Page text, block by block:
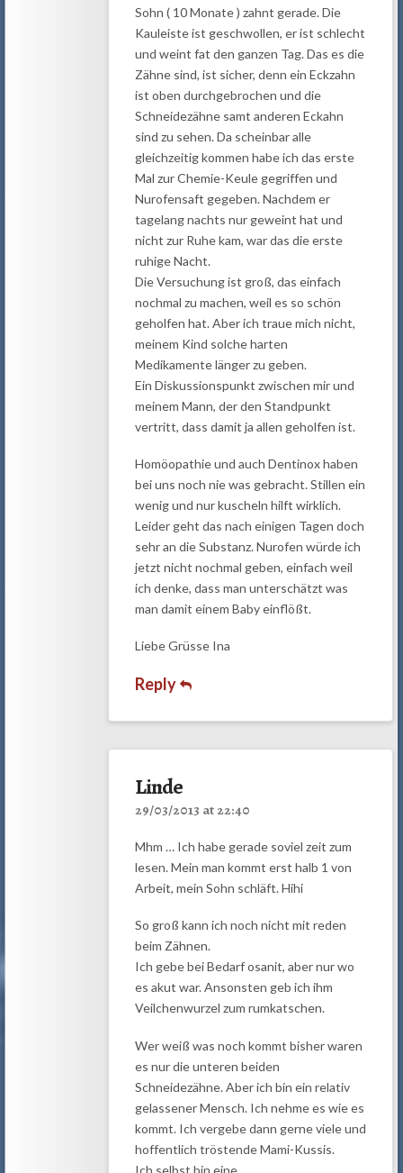
Sohn ( 10 Monate ) zahnt gerade. Die
Kauleiste ist geschwollen, er ist schlecht
und weint fat den ganzen Tag. Das es die
Zähne sind, ist sicher, denn ein Eckzahn
ist oben durchgebrochen und die
Schneidezähne samt anderen Eckahn
sind zu sehen. Da scheinbar alle
gleichzeitig kommen habe ich das erste
Mal zur Chemie-Keule gegriffen und
Nurofensaft gegeben. Nachdem er
tagelang nachts nur geweint hat und
nicht zur Ruhe kam, war das die erste
ruhige Nacht.
Die Versuchung ist groß, das einfach
nochmal zu machen, weil es so schön
geholfen hat. Aber ich traue mich nicht,
meinem Kind solche harten
Medikamente länger zu geben.
Ein Diskussionspunkt zwischen mir und
meinem Mann, der den Standpunkt
vertritt, dass damit ja allen geholfen ist.
Homöopathie und auch Dentinox haben
bei uns noch nie was gebracht. Stillen ein
wenig und nur kuscheln hilft wirklich.
Leider geht das nach einigen Tagen doch
sehr an die Substanz. Nurofen würde ich
jetzt nicht nochmal geben, einfach weil
ich denke, dass man unterschätzt was
man damit einem Baby einflößt.
Liebe Grüsse Ina
Reply
Linde
29/03/2013 at 22:40
Mhm … Ich habe gerade soviel zeit zum
lesen. Mein man kommt erst halb 1 von
Arbeit, mein Sohn schläft. Hihi
So groß kann ich noch nicht mit reden
beim Zähnen.
Ich gebe bei Bedarf osanit, aber nur wo
es akut war. Ansonsten geb ich ihm
Veilchenwurzel zum rumkatschen.
Wer weiß was noch kommt bisher waren
es nur die unteren beiden
Schneidezähne. Aber ich bin ein relativ
gelassener Mensch. Ich nehme es wie es
kommt. Ich vergebe dann gerne viele und
hoffentlich tröstende Mami-Kussis.
Ich selbst bin eine